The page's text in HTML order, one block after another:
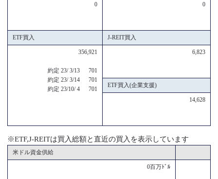
0 0
ETF買入 J-REIT買入
356,921
約定 23/ 3/13 701
約定 23/ 3/14 701
約定 23/10/ 4 701
6,823
ETF買入(企業支援)
14,628
※ETF,J-REITは買入総額と直近の買入を表示しています
米ドル資金供給
0百万ﾄﾞﾙ